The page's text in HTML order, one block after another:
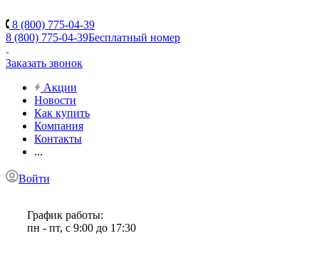
8 (800) 775-04-39
8 (800) 775-04-39Бесплатный номер
Заказать звонок
Акции
Новости
Как купить
Компания
Контакты
...
Войти
График работы:
пн - пт, с 9:00 до 17:30